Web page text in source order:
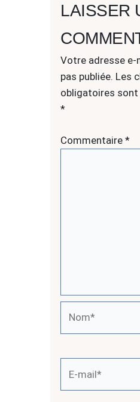
LAISSER
Votre adresse e-
pas publiée. Les
obligatoires sont
*
Commentaire *
mail*